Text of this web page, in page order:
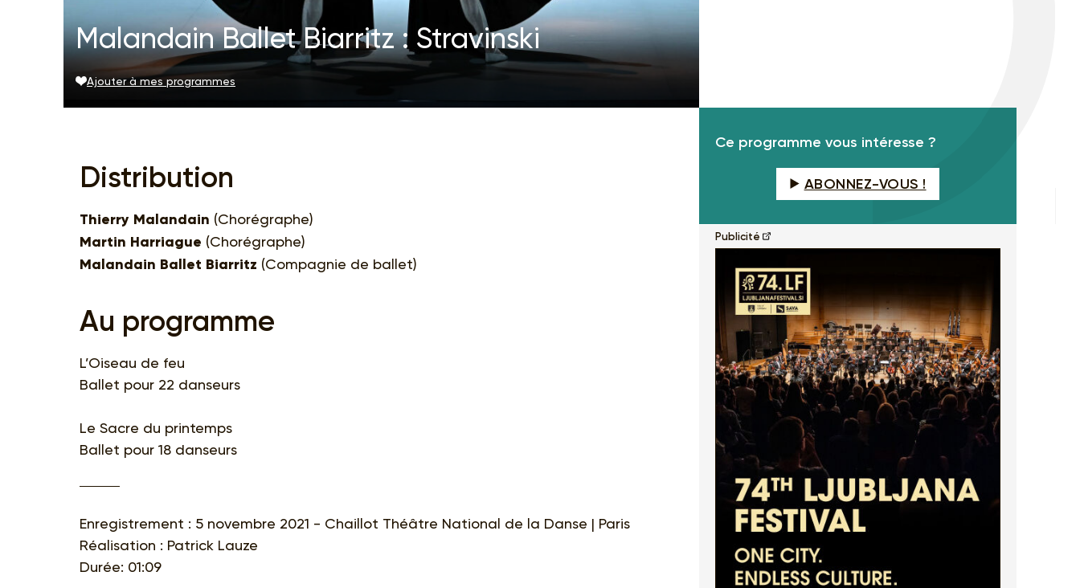
Malandain Ballet Biarritz : Stravinski
Ajouter à mes programmes
Distribution
Thierry Malandain (Chorégraphe)
Martin Harriague (Chorégraphe)
Malandain Ballet Biarritz (Compagnie de ballet)
Au programme
L’Oiseau de feu
Ballet pour 22 danseurs
Le Sacre du printemps
Ballet pour 18 danseurs
Enregistrement : 5 novembre 2021 - Chaillot Théâtre National de la Danse | Paris
Réalisation : Patrick Lauze
Durée: 01:09
Ce programme vous intéresse ?
ABONNEZ-VOUS !
Publicité